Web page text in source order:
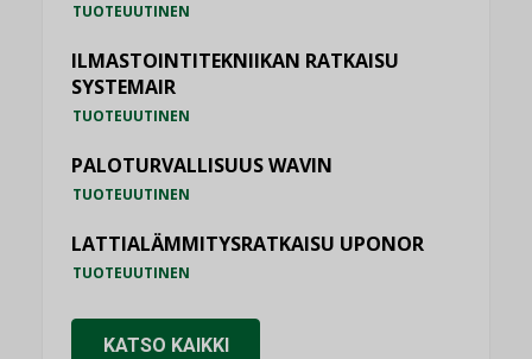
TUOTEUUTINEN
ILMASTOINTITEKNIIKAN RATKAISU
SYSTEMAIR
TUOTEUUTINEN
PALOTURVALLISUUS WAVIN
TUOTEUUTINEN
LATTIALÄMMITYSRATKAISU UPONOR
TUOTEUUTINEN
KATSO KAIKKI